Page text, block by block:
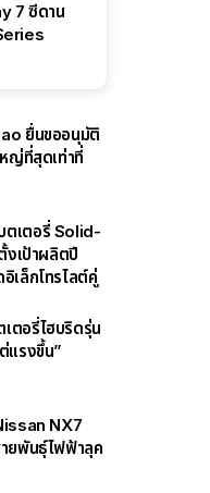
7 ซีดาน
ยื่นขออนุมัติ
ญ่ที่สุดเท่าที่
ตเตอรี่ Solid-
งเป้าผลิตปี
เล็กโทรไลต์คู่
ตอรี่ไฮบริดรุ่น
แรงขึ้น”
NX7
ยพันธุ์ไฟฟ้าลุค